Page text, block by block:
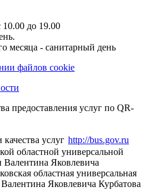
до 19.00
месяца - санитарный день
файлов cookie
предоставления услуг по QR-
http://bus.gov.ru
областной универсальной
Яковлевича
областная универсальная
Яковлевича Курбатова